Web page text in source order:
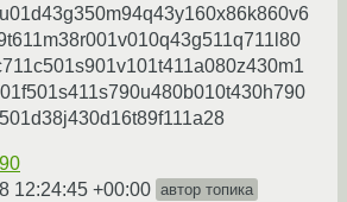
12:24:45 +00:00 автор топика